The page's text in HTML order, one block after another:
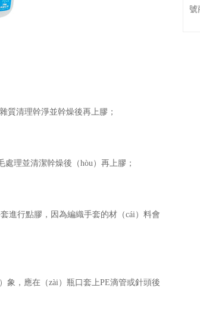
質清理幹淨並幹燥後再上膠；
理並清潔幹燥後（hòu）再上膠；
進行點膠，因為編織手套的材（cái）料會
象，應在（zài）瓶口套上PE滴管或針頭後
號